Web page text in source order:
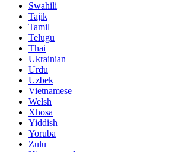
Swahili
Tajik
Tamil
Telugu
Thai
Ukrainian
Urdu
Uzbek
Vietnamese
Welsh
Xhosa
Yiddish
Yoruba
Zulu